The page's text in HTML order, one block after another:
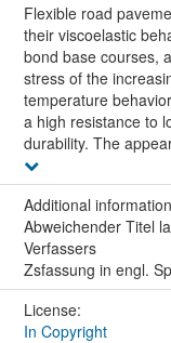
Flexible road
their viscoelastic
bond base courses,
stress of the
temperature
a high resistance to
durability. The
Additional
Abweichender Titel
Verfassers
Zsfassung in engl.
License:
In Copyright